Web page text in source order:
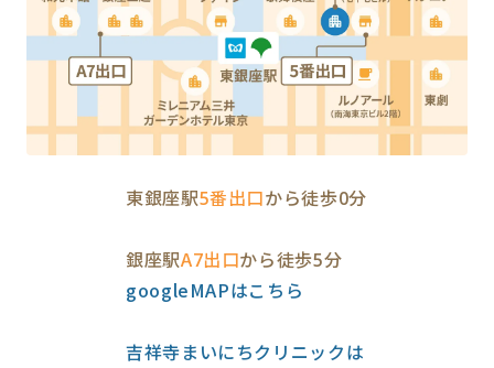
東銀座駅5番出口から徒歩0分
銀座駅A7出口から徒歩5分
googleMAPはこちら
吉祥寺まいにちクリニックは